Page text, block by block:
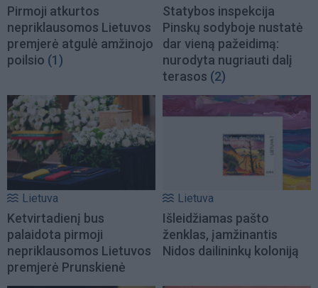
Pirmoji atkurtos
nepriklausomos Lietuvos
premjerė atgulė amžinojo
poilsio (1)
Statybos inspekcija
Pinskų sodyboje nustatė
dar vieną pažeidimą:
nurodyta nugriauti dalį
terasos (2)
Lietuva
Ketvirtadienį bus
palaidota pirmoji
nepriklausomos Lietuvos
premjerė Prunskienė
Lietuva
Išleidžiamas pašto
ženklas, įamžinantis
Nidos dailininkų koloniją